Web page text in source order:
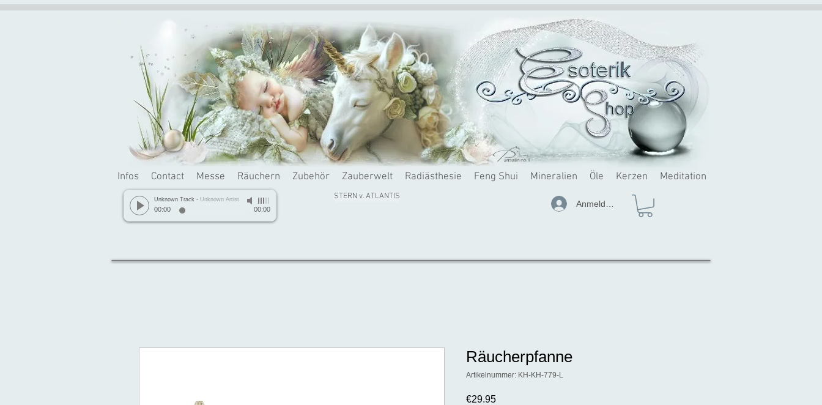
Infos Contact Messe Räuchern Zubehör Zauberwelt Radiästhesie Feng Shui Mineralien Öle Kerzen Meditation
Unknown Track - Unknown Artist
00:00 00:00
STERN v. ATLANTIS
Anmelden
Räucherpfanne
Artikelnummer: KH-KH-779-L
€29.95Preis